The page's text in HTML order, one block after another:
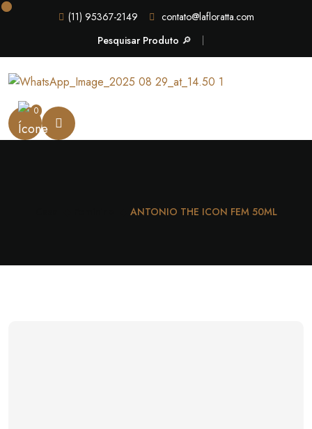
(11) 95367-2149
contato@lafloratta.com
Pesquisar Produto 🔎
0
ANTONIO THE ICON FEM 50ML